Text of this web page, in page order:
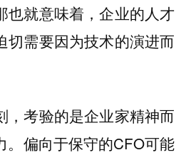
也就意味着，企业的人才
切需要因为技术的演进而
，考验的是企业家精神而
。偏向于保守的CFO可能